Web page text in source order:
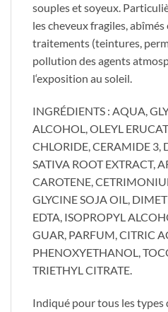
souples et soyeux.
les cheveux fragiles,
traitements (teintures,
pollution des agents
l‘exposition au soleil.
​INGRÉDIENTS : AQUA,
ALCOHOL, OLEYL
CHLORIDE, CERAMIDE 3,
SATIVA ROOT EXTRACT,
CAROTENE,
GLYCINE SOJA OIL,
EDTA, ISOPROPYL
GUAR, PARFUM, CITRIC
PHENOXYETHANOL,
TRIETHYL CITRATE.
​Indiqué pour tous les types